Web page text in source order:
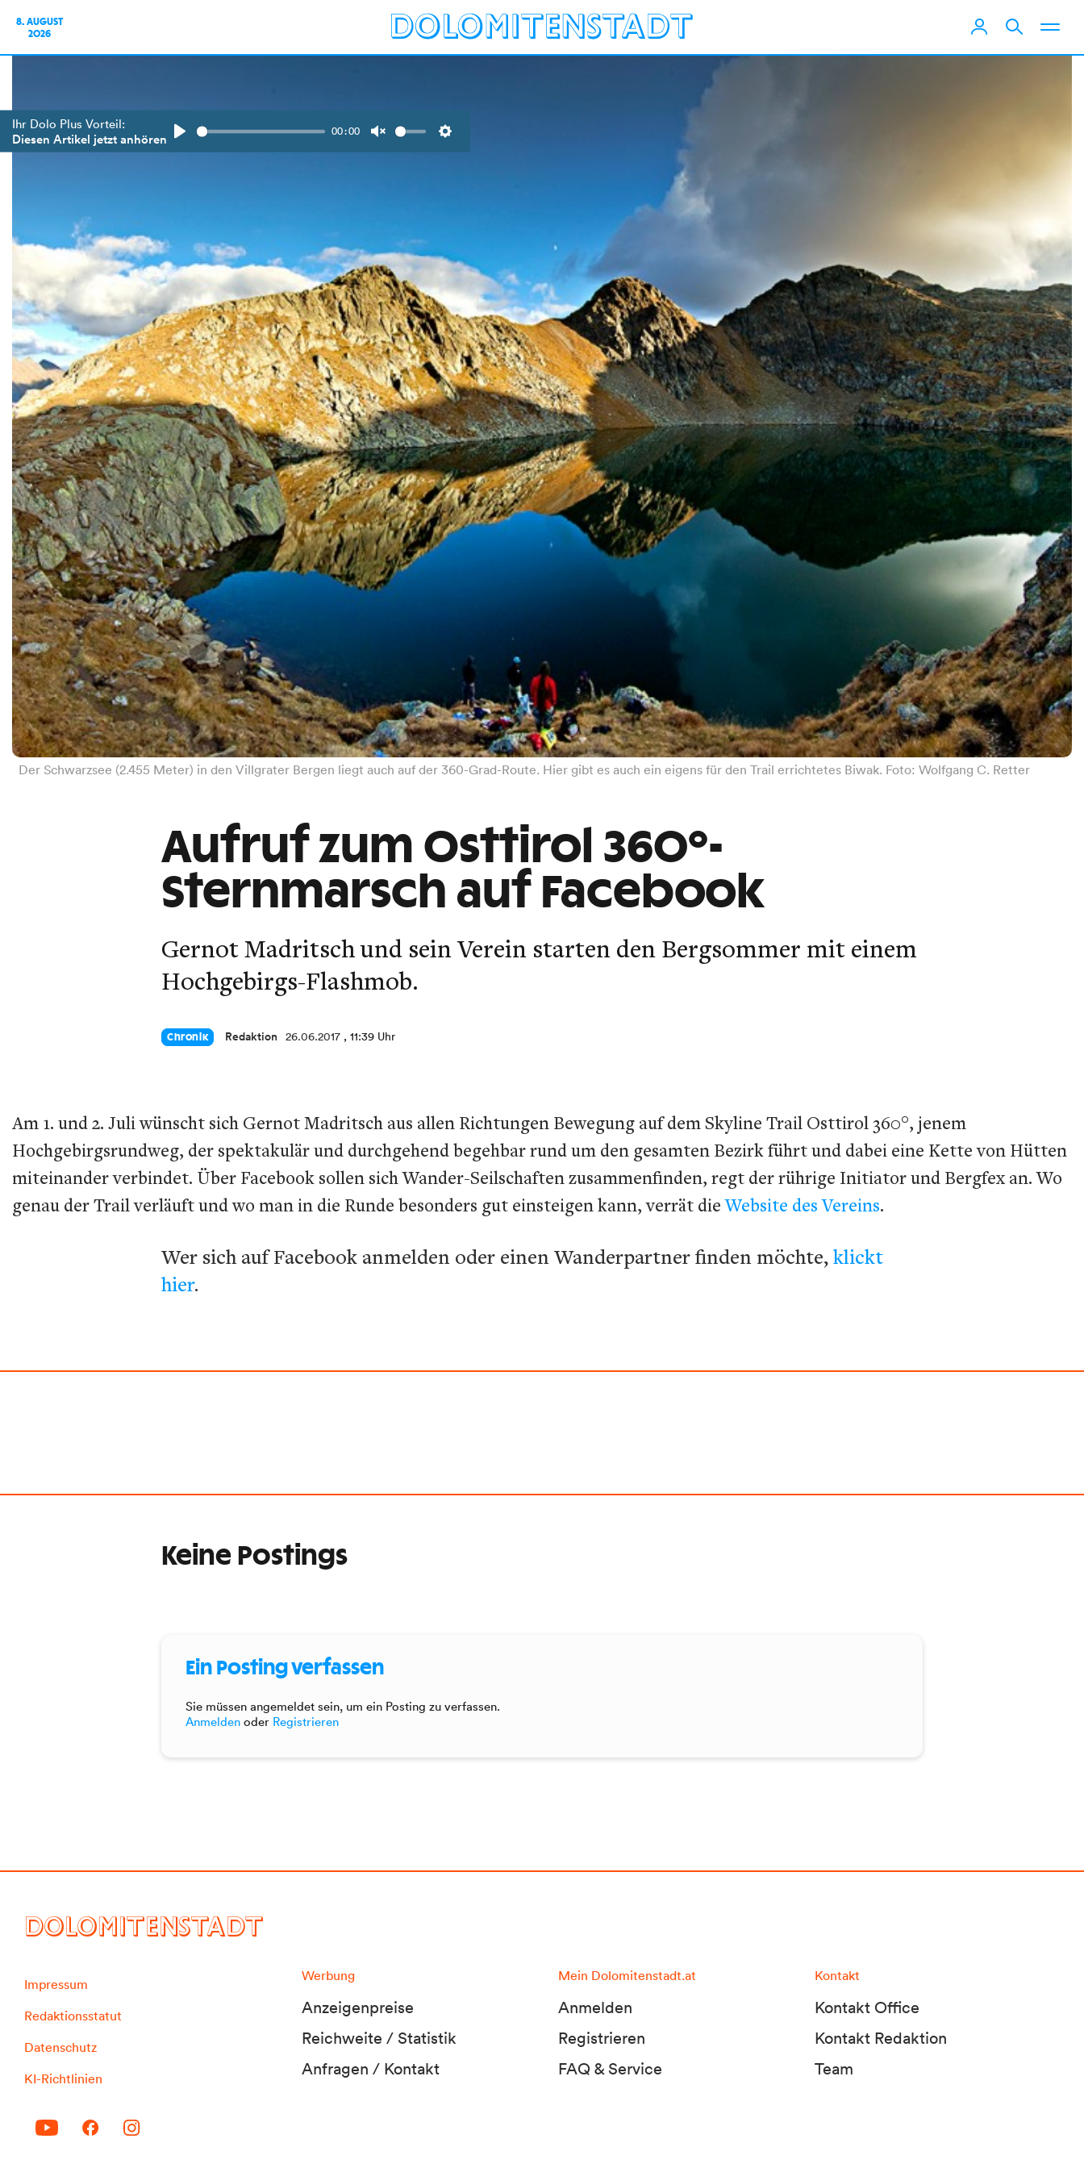
8. AUGUST
2026
Ihr Dolo Plus Vorteil:
Diesen Artikel jetzt anhören 00:00
Der Schwarzsee (2.455 Meter) in den Villgrater Bergen liegt auch auf der 360-Grad-Route. Hier gibt es auch ein eigens für den Trail errichtetes Biwak. Foto: Wolfgang C. Retter
Aufruf zum Osttirol 360°-
Sternmarsch auf Facebook
Gernot Madritsch und sein Verein starten den Bergsommer mit einem
Hochgebirgs-Flashmob.
Chronik Redaktion 26.06.2017 , 11:39 Uhr
Am 1. und 2. Juli wünscht sich Gernot Madritsch aus allen Richtungen Bewegung auf dem Skyline Trail Osttirol 360°, jenem
Hochgebirgsrundweg, der spektakulär und durchgehend begehbar rund um den gesamten Bezirk führt und dabei eine Kette von Hütten
miteinander verbindet. Über Facebook sollen sich Wander-Seilschaften zusammenfinden, regt der rührige Initiator und Bergfex an. Wo
genau der Trail verläuft und wo man in die Runde besonders gut einsteigen kann, verrät dieWebsite des Vereins.
Wer sich auf Facebook anmelden oder einen Wanderpartner finden möchte,klickt
hier.
Keine Postings
Ein Posting verfassen
Sie müssen angemeldet sein, um ein Posting zu verfassen.
Anmelden oder Registrieren
DOLOMITENSTADT
Impressum
Redaktionsstatut
Datenschutz
KI-Richtlinien
Werbung
Anzeigenpreise
Reichweite / Statistik
Anfragen / Kontakt
Mein Dolomitenstadt.at
Anmelden
Registrieren
FAQ & Service
Kontakt
Kontakt Office
Kontakt Redaktion
Team